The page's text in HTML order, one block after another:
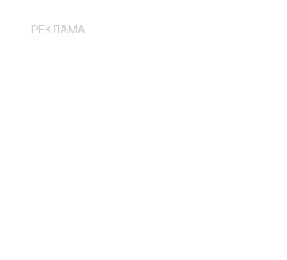
РЕКЛАМА